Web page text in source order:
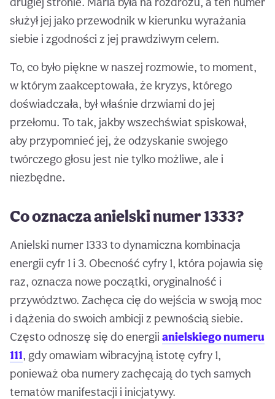
służył jej jako przewodnik w kierunku wyrażania
siebie i zgodności z jej prawdziwym celem.
To, co było piękne w naszej rozmowie, to moment,
w którym zaakceptowała, że kryzys, którego
doświadczała, był właśnie drzwiami do jej
przełomu. To tak, jakby wszechświat spiskował,
aby przypomnieć jej, że odzyskanie swojego
twórczego głosu jest nie tylko możliwe, ale i
niezbędne.
Co oznacza anielski numer 1333?
Anielski numer 1333 to dynamiczna kombinacja
energii cyfr 1 i 3. Obecność cyfry 1, która pojawia się
raz, oznacza nowe początki, oryginalność i
przywództwo. Zachęca cię do wejścia w swoją moc
i dążenia do swoich ambicji z pewnością siebie.
Często odnoszę się do energii anielskiego numeru
111, gdy omawiam wibracyjną istotę cyfry 1,
ponieważ oba numery zachęcają do tych samych
tematów manifestacji i inicjatywy.